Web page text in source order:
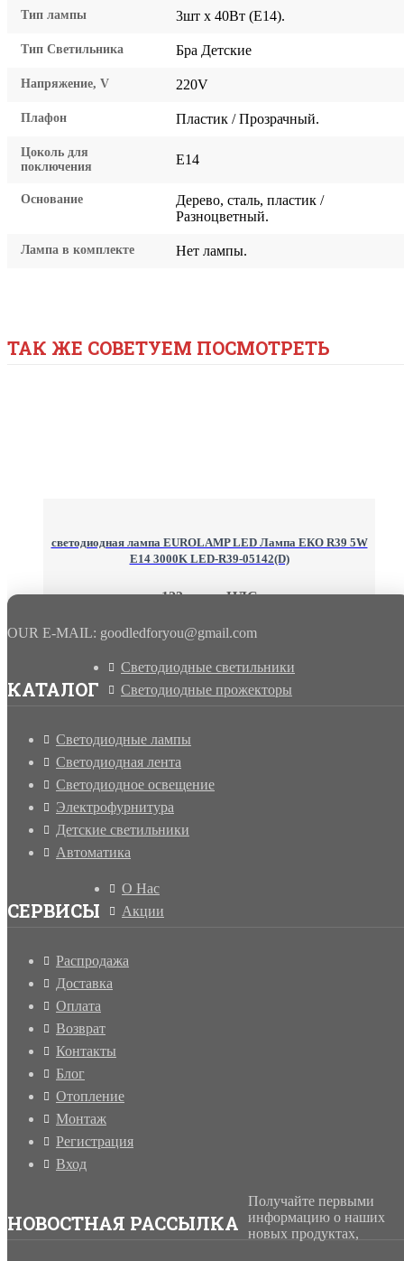
Тип лампы 3шт x 40Вт (E14).
Тип Светильника Бра Детские
Напряжение, V 220V
Плафон Пластик / Прозрачный.
Цоколь для
поключения
E14
Основание
Дерево, сталь, пластик /
Разноцветный.
Лампа в комплекте Нет лампы.
ТАК ЖЕ СОВЕТУЕМ ПОСМОТРЕТЬ
светодиодная лампа EUROLAMP LED Лампа ЕКО R39 5W
E14 3000K LED-R39-05142(D)
123 грн. с НДС
OUR E-MAIL: goodledforyou@gmail.cоm
КАТАЛОГ
Светодиодные светильники
Светодиодные прожекторы
Светодиодные лампы
Светодиодная лента
Светодиодное освещение
Электрофурнитура
Детские светильники
Автоматика
СЕРВИСЫ
О Нас
Акции
Распродажа
Доставка
Оплата
Возврат
Контакты
Блог
Отопление
Монтаж
Регистрация
Вход
НОВОСТНАЯ РАССЫЛКА
Получайте первыми
информацию о наших
новых продуктах,